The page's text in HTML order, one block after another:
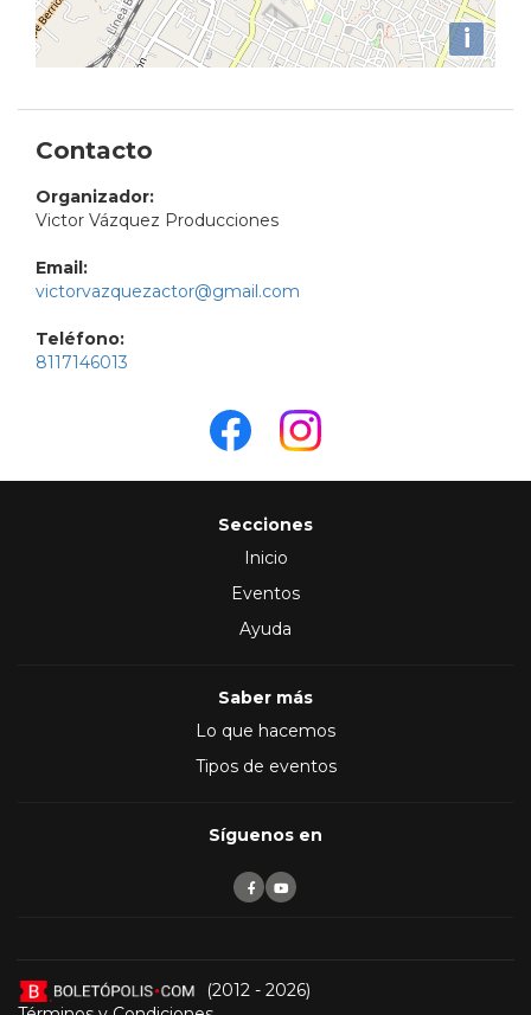
i
Contacto
Organizador:
Victor Vázquez Producciones
Email:
victorvazquezactor@gmail.com
Teléfono:
8117146013
Secciones
Inicio
Eventos
Ayuda
Saber más
Lo que hacemos
Tipos de eventos
Síguenos en
(2012 - 2026)